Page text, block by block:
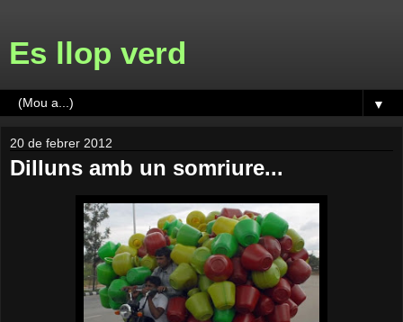
Es llop verd
▼
20 de febrer 2012
Dilluns amb un somriure...